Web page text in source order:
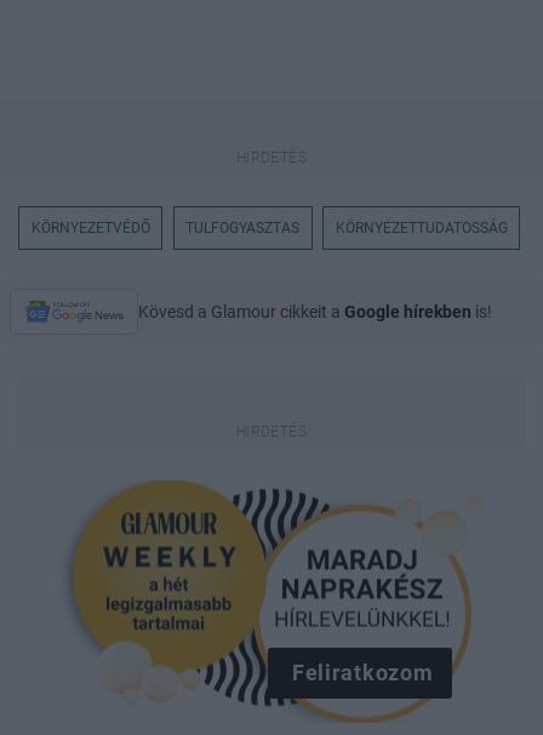
KÖRNYEZETVÉDŐ TULFOGYASZTAS KÖRNYEZETTUDATOSSÁG
Kövesd a Glamour cikkeit a Google hírekben is!
Feliratkozom